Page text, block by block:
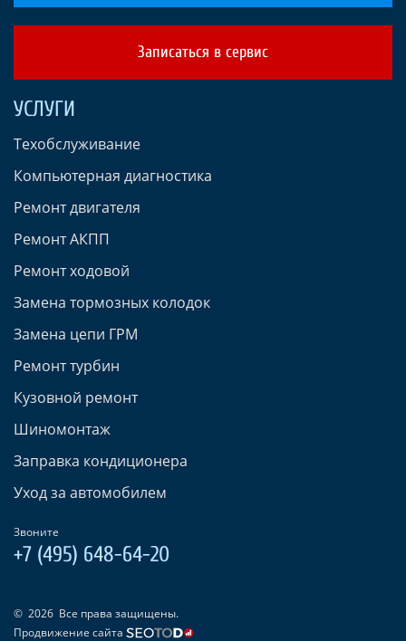
Записаться в сервис
УСЛУГИ
Техобслуживание
Компьютерная диагностика
Ремонт двигателя
Ремонт АКПП
Ремонт ходовой
Замена тормозных колодок
Замена цепи ГРМ
Ремонт турбин
Кузовной ремонт
Шиномонтаж
Заправка кондиционера
Уход за автомобилем
Звоните
+7 (495) 648-64-20
© 2026 Все права защищены.
Продвижение сайта